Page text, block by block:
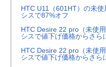
HTC U11（601HT）の未
シスで87%オフ
HTC Desire 22 pro（未使
シスで値下げ価格からさら
HTC Desire 22 pro（未使
シスで値下げ価格からさら